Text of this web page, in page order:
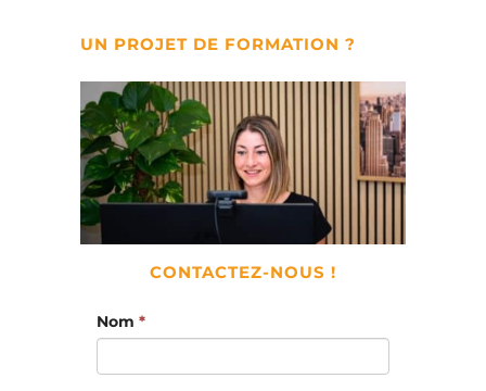
UN PROJET DE FORMATION ?
CONTACTEZ-NOUS !
Nom *